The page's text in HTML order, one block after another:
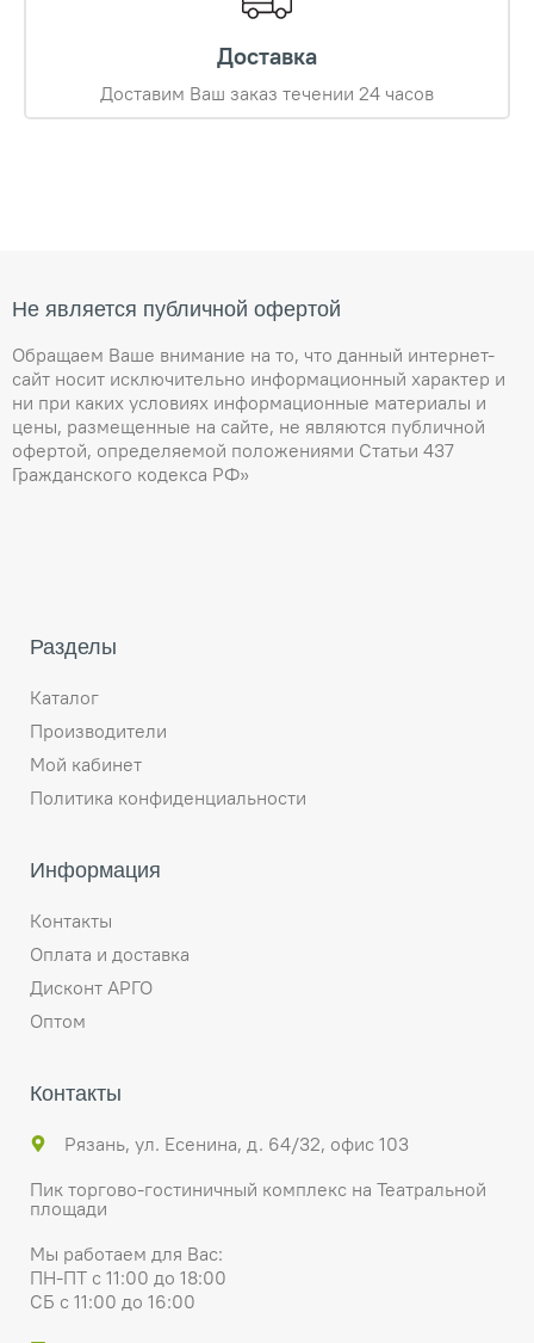
Доставка
Доставим Ваш заказ течении 24 часов
Не является публичной офертой
Обращаем Ваше внимание на то, что данный интернет-
сайт носит исключительно информационный характер и
ни при каких условиях информационные материалы и
цены, размещенные на сайте, не являются публичной
офертой, определяемой положениями Статьи 437
Гражданского кодекса РФ»
Разделы
Каталог
Производители
Мой кабинет
Политика конфиденциальности
Информация
Контакты
Оплата и доставка
Дисконт АРГО
Оптом
Контакты
Рязань, ул. Есенина, д. 64/32, офис 103
Пик торгово-гостиничный комплекс на Театральной
площади
Мы работаем для Вас:
ПН-ПТ с 11:00 до 18:00
СБ с 11:00 до 16:00